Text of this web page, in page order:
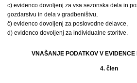
c) evidenco dovoljenj za vsa sezonska dela in
gozdarstvu in dela v gradbeništvu,
č) evidenco dovoljenj za poslovodne delavce,
d) evidenco dovoljenj za individualne storitve.
VNAŠANJE PODATKOV V
4. člen